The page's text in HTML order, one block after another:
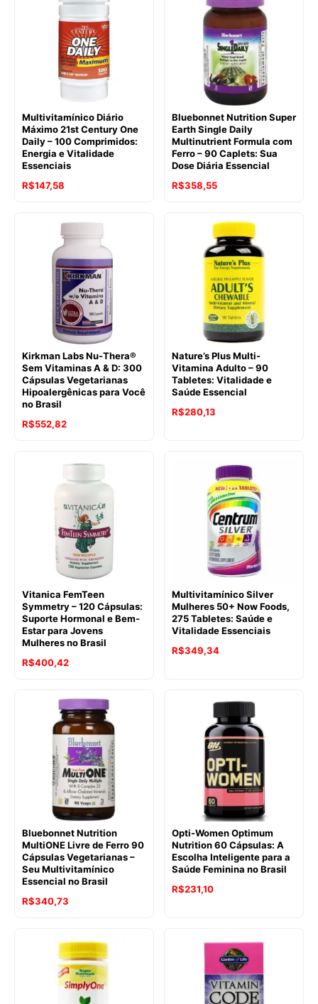
Multivitamínico Diário
Máximo 21st Century One
Daily – 100 Comprimidos:
Energia e Vitalidade
Essenciais
R$147,58
Bluebonnet Nutrition Super
Earth Single Daily
Multinutrient Formula com
Ferro – 90 Caplets: Sua
Dose Diária Essencial
R$358,55
Kirkman Labs Nu-Thera®
Sem Vitaminas A & D: 300
Cápsulas Vegetarianas
Hipoalergênicas para Você
no Brasil
R$552,82
Nature’s Plus Multi-
Vitamina Adulto – 90
Tabletes: Vitalidade e
Saúde Essencial
R$280,13
Vitanica FemTeen
Symmetry – 120 Cápsulas:
Suporte Hormonal e Bem-
Estar para Jovens
Mulheres no Brasil
R$400,42
Multivitamínico Silver
Mulheres 50+ Now Foods,
275 Tabletes: Saúde e
Vitalidade Essenciais
R$349,34
Bluebonnet Nutrition
MultiONE Livre de Ferro 90
Cápsulas Vegetarianas –
Seu Multivitamínico
Essencial no Brasil
R$340,73
Opti-Women Optimum
Nutrition 60 Cápsulas: A
Escolha Inteligente para a
Saúde Feminina no Brasil
R$231,10